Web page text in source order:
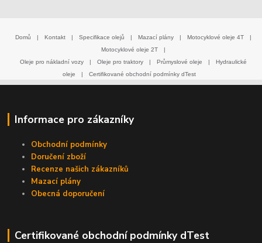
Domů | Kontakt | Specifikace olejů | Mazací plány | Motocyklové oleje 4T
|
Motocyklové oleje 2T
|
Oleje pro nákladní vozy
| Oleje pro traktory | Průmyslové oleje |
Hydraulické
oleje
| Certifikované obchodní podmínky dTest
Informace pro zákazníky
Obchodní podmínky
Doručení zboží
Recenze našich zákazníků
Mazací plány
Obecná doporučení
Certifikované obchodní podmínky dTest